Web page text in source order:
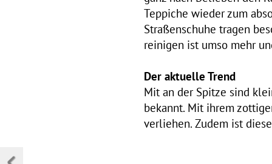
Teppiche wieder zum
Straßenschuhe tragen
reinigen ist umso mehr
Der aktuelle Trend
Mit an der Spitze sind
bekannt. Mit ihrem
verliehen. Zudem ist